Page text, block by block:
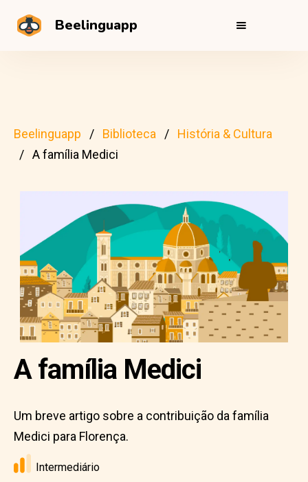
Beelinguapp
Beelinguapp Biblioteca
História & Cultura
A família Medici
A família Medici
Um breve artigo sobre a contribuição da família
Medici para Florença.
Intermediário